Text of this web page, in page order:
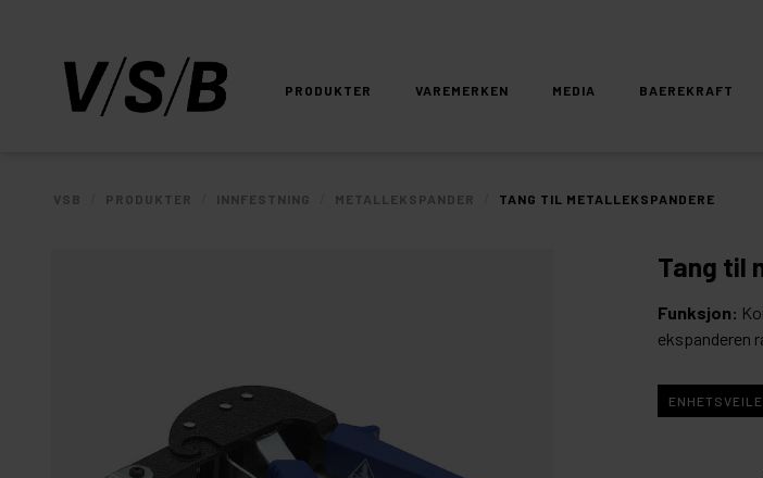
PRODUKTER VAREMERKEN MEDIA BAEREKRAFT
VSB PRODUKTER INNFESTNING METALLEKSPANDER TANG TIL METALLEKSPANDERE
Tang til
Funksjon:
ekspanderen